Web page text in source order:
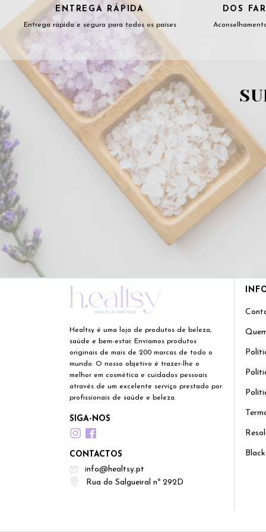
ENTREGA RÁPIDA
Entrega rápida e segura para todos os países
DOS
Healtsy é uma loja de produtos de beleza,
saúde e bem-estar. Enviamos produtos
originais de mais de 200 marcas de todo o
mundo. O nosso objetivo é trazer-lhe o
melhor em cosmética e cuidados pessoais
através de um excelente serviço prestado por
profissionais de saúde e beleza.
SIGA-NOS
CONTACTOS
info@healtsy.pt
Rua do Salgueiral nº 292D